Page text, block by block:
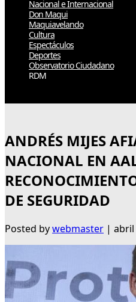
Nacional e Internacional
Don Maqui
Maquiavelando
Cultura
Espectáculos
Deportes
Observatorio Ciudadano
RDM
ANDRÉS MIJES
NACIONAL EN
DE SEGURIDAD
Posted bywebmaster | abril